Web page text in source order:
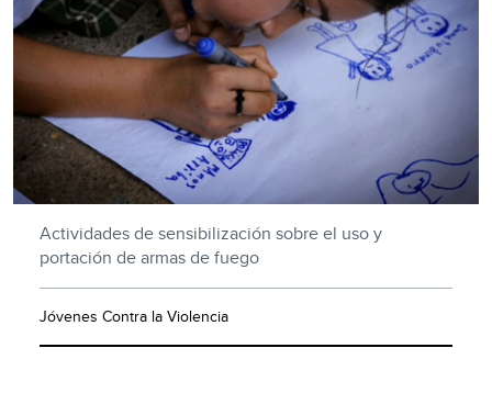
Actividades de sensibilización sobre el uso y
portación de armas de fuego
Jóvenes Contra la Violencia